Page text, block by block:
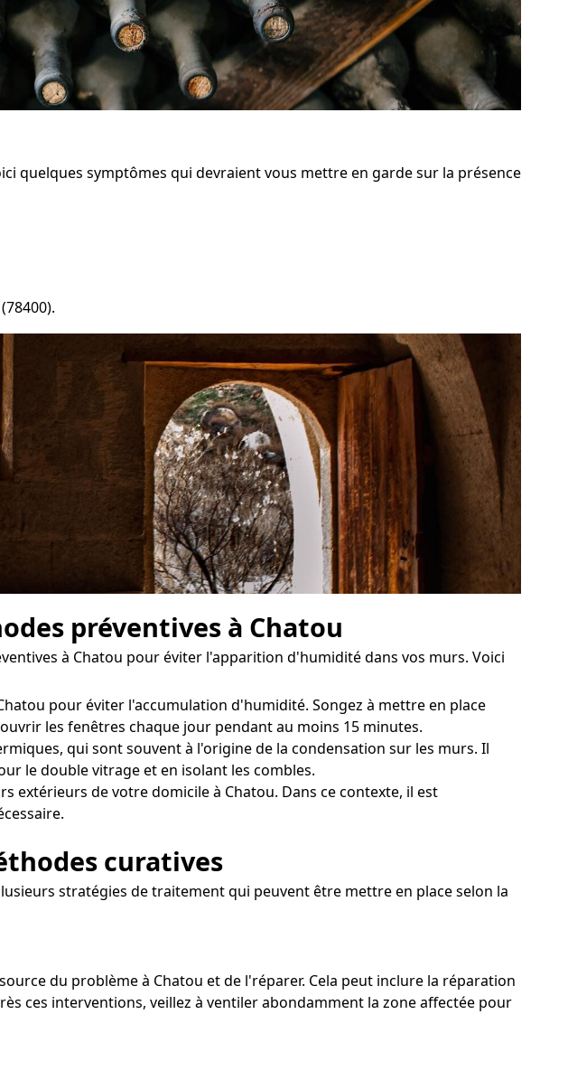
quelques symptômes qui devraient vous mettre en garde sur la présence
préventives à Chatou
à Chatou pour éviter l'apparition d'humidité dans vos murs. Voici
pour éviter l'accumulation d'humidité. Songez à mettre en place
les fenêtres chaque jour pendant au moins 15 minutes.
qui sont souvent à l'origine de la condensation sur les murs. Il
le double vitrage et en isolant les combles.
extérieurs de votre domicile à Chatou. Dans ce contexte, il est
curatives
stratégies de traitement qui peuvent être mettre en place selon la
du problème à Chatou et de l'réparer. Cela peut inclure la réparation
ces interventions, veillez à ventiler abondamment la zone affectée pour